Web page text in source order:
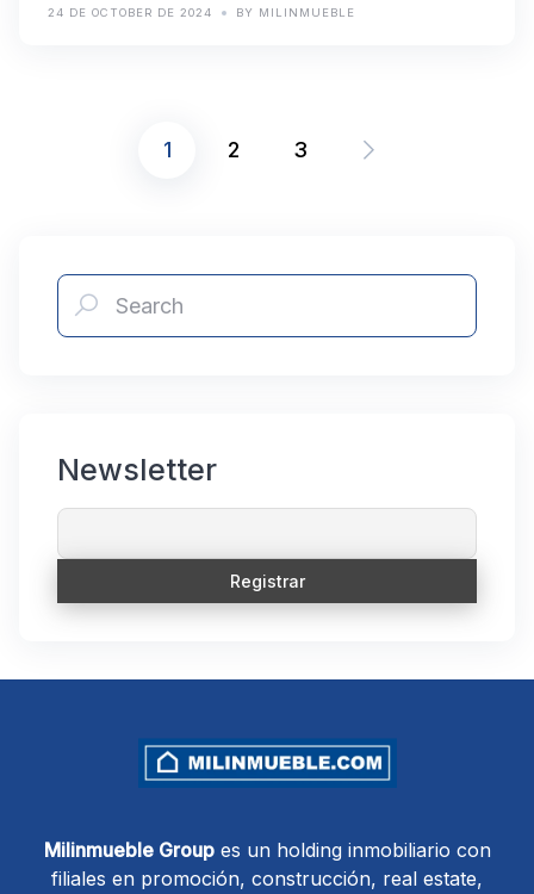
24 DE OCTOBER DE 2024 BY MILINMUEBLE
Posts
1 2 3
Newsletter
Milinmueble Groupes un holding inmobiliario con
filiales en promoción, construcción, real estate,